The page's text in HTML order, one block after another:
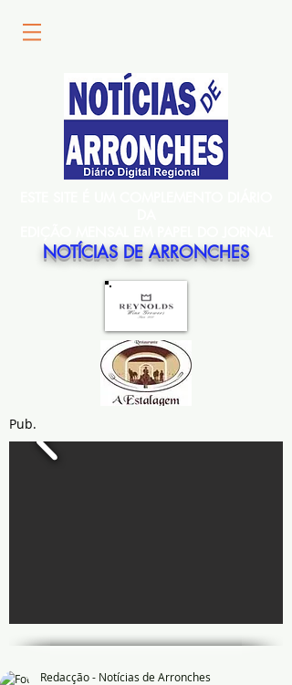
NOTÍCIAS DE ARRONCHES
Pub.
Redacção - Notícias de Arronches